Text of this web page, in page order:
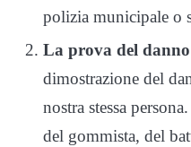
polizia municipale o
La prova del danno
dimostrazione del
nostra stessa
del gommista, del